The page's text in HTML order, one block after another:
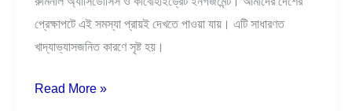
প্রেক্ষাপটে এই সমস্যা প্রায়ই দেখতে পাওয়া যায়। এটি সাধারণত
খাদ্যাভ্যাসজনিত কারণে সৃষ্ট হয়।
Read More »